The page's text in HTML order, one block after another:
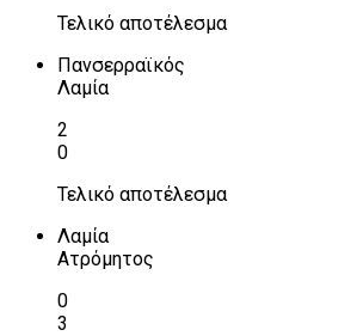
Τελικό αποτέλεσμα
Πανσερραϊκός
Λαμία
2
0
Τελικό αποτέλεσμα
Λαμία
Ατρόμητος
0
3